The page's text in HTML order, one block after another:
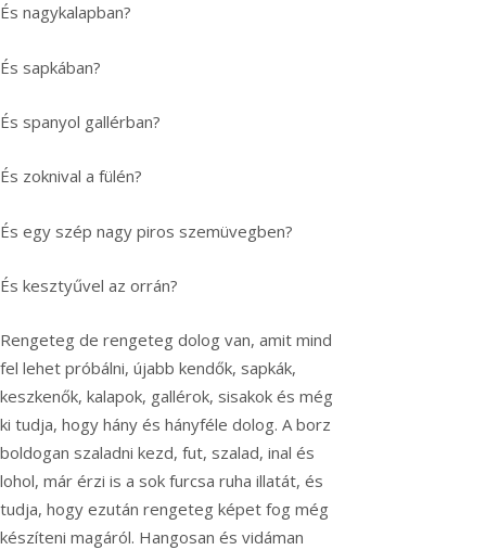
És nagykalapban?
És sapkában?
És spanyol gallérban?
És zoknival a fülén?
És egy szép nagy piros szemüvegben?
És kesztyűvel az orrán?
Rengeteg de rengeteg dolog van, amit mind
fel lehet próbálni, újabb kendők, sapkák,
keszkenők, kalapok, gallérok, sisakok és még
ki tudja, hogy hány és hányféle dolog. A borz
boldogan szaladni kezd, fut, szalad, inal és
lohol, már érzi is a sok furcsa ruha illatát, és
tudja, hogy ezután rengeteg képet fog még
készíteni magáról. Hangosan és vidáman